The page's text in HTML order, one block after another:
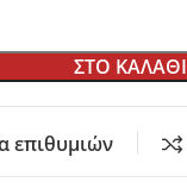
Λάμα
ΣΤΟ ΚΑΛΑΘΙ
επιθυμιών